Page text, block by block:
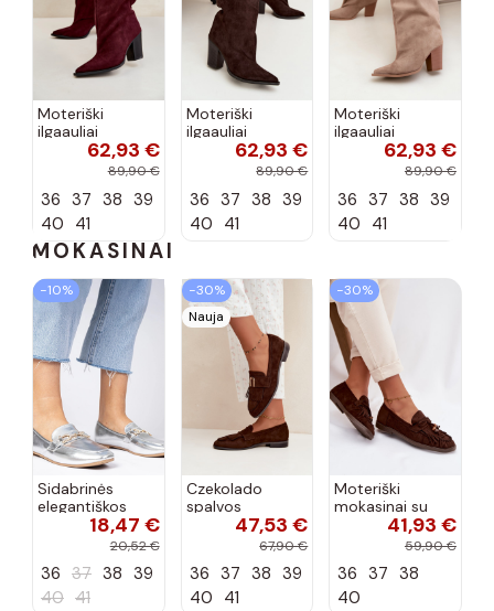
Moteriški
ilgaauliai
įsispiriami su
kulniukais iš
zomšos bordo
spalvos Carmina
62,93 €
89,90 €
36 37 38 39
40 41
Moteriški
ilgaauliai
įsispiriami su
kulniukais iš
zomšos
šokolado
62,93 €
89,90 €
36 37 38 39
40 41
Moteriški
ilgaauliai
įsispiriami su
kulniukais iš
zomšos smėlio
spalvos Carmina
62,93 €
89,90 €
36 37 38 39
40 41
MOKASINAI
−10%
Sidabrinės
elegantiškos
mokasinos su
cirkonių Banzao
18,47 €
20,52 €
36 37 38 39
40 41
−30%
Nauja
Czekolado
spalvos
moteriški
mokasinai su
auksinėmis
detalėmis Brenis
47,53 €
67,90 €
36 37 38 39
40 41
−30%
Moteriški
mokasinai su
koralinės-
spalvos, Teressa
41,93 €
59,90 €
36 37 38
40